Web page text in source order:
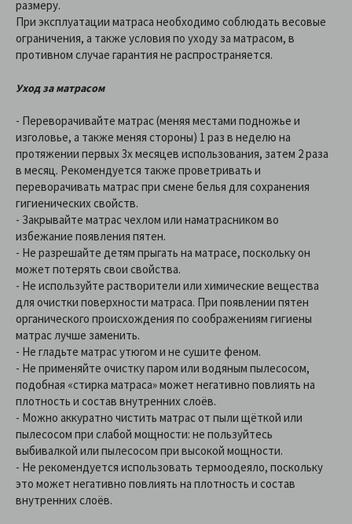
размеру.
При эксплуатации матраса необходимо соблюдать весовые
ограничения, а также условия по уходу за матрасом, в
противном случае гарантия не распространяется.
Уход за матрасом
- Переворачивайте матрас (меняя местами подножье и
изголовье, а также меняя стороны) 1 раз в неделю на
протяжении первых 3х месяцев использования, затем 2 раза
в месяц. Рекомендуется также проветривать и
переворачивать матрас при смене белья для сохранения
гигиенических свойств.
- Закрывайте матрас чехлом или наматрасником во
избежание появления пятен.
- Не разрешайте детям прыгать на матрасе, поскольку он
может потерять свои свойства.
- Не используйте растворители или химические вещества
для очистки поверхности матраса. При появлении пятен
органического происхождения по соображениям гигиены
матрас лучше заменить.
- Не гладьте матрас утюгом и не сушите феном.
- Не применяйте очистку паром или водяным пылесосом,
подобная «стирка матраса» может негативно повлиять на
плотность и состав внутренних слоёв.
- Можно аккуратно чистить матрас от пыли щёткой или
пылесосом при слабой мощности: не пользуйтесь
выбивалкой или пылесосом при высокой мощности.
- Не рекомендуется использовать термоодеяло, поскольку
это может негативно повлиять на плотность и состав
внутренних слоёв.